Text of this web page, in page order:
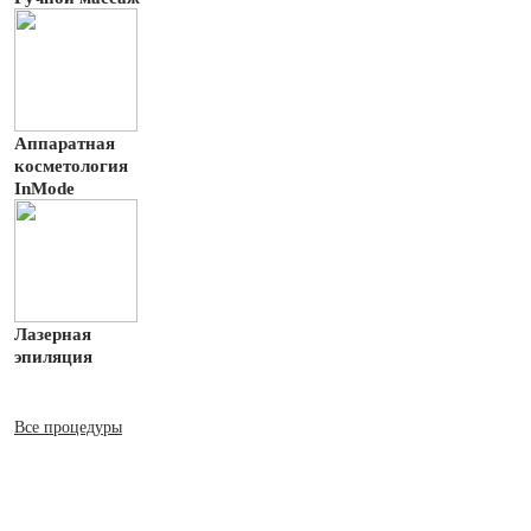
Аппаратная
косметология
InMode
Лазерная
эпиляция
Все процедуры